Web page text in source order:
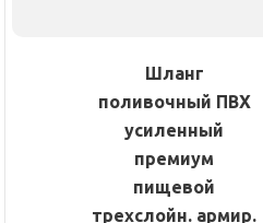
Шланг
поливочный ПВХ
усиленный
премиум
пищевой
трехслойн. армир.